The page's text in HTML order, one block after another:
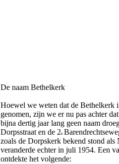
De naam Bethelkerk
Hoewel we weten dat de
genomen, zijn we er nu pas achter
bijna dertig jaar lang geen naam
Dorpsstraat en de 2e
zoals de Dorpskerk bekend stond
veranderde echter in juli 1954. Een
ontdekte het volgende: